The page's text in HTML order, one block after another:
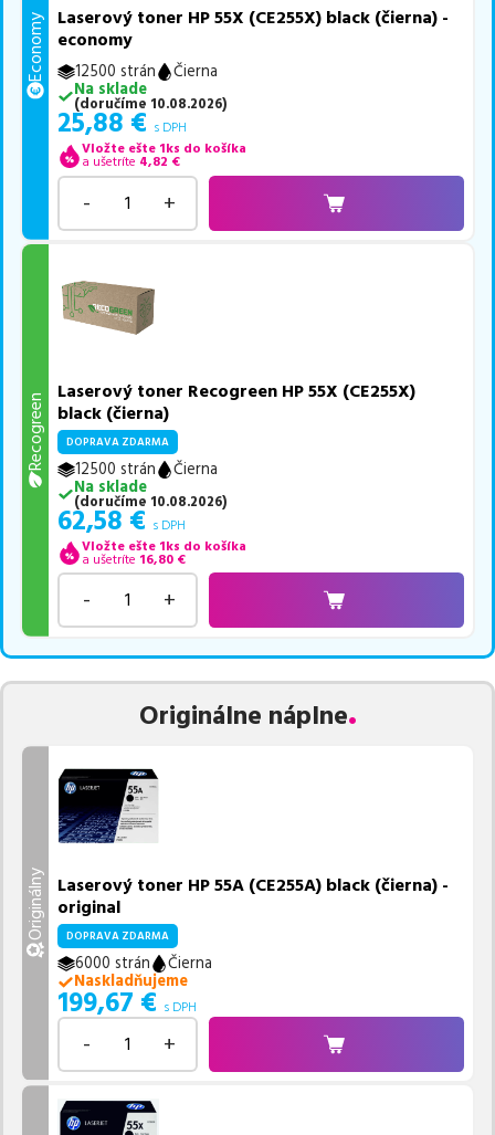
Economy
Laserový toner HP 55X (CE255X) black (čierna) -
economy
12500 strán
Čierna
Na sklade
(doručíme 10.08.2026)
25,88 € s DPH
Vložte ešte 1ks do košíka
a ušetríte 4,82 €
- +
Recogreen
Laserový toner Recogreen HP 55X (CE255X)
black (čierna)
DOPRAVA ZDARMA
12500 strán
Čierna
Na sklade
(doručíme 10.08.2026)
62,58 € s DPH
Vložte ešte 1ks do košíka
a ušetríte 16,80 €
- +
Originálne náplne
Originálny Laserový toner HP 55A (CE255A) black (čierna) -
original
DOPRAVA ZDARMA
6000 strán
Čierna
Naskladňujeme
199,67 € s DPH
- +